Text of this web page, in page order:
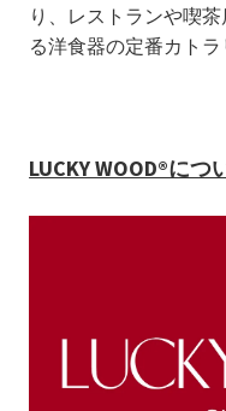
り、レストランや喫
る洋食器の定番カトラ
LUCKY WOOD®につ